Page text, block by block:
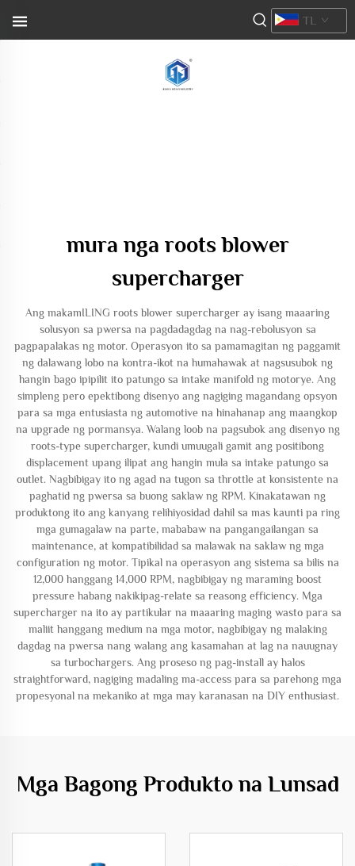
TL
mura nga roots blower
supercharger
Ang makamILING roots blower supercharger ay isang maaaring
solusyon sa pwersa na pagdadagdag na nag-rebolusyon sa
pagpapalakas ng motor. Operasyon ito sa pamamagitan ng paggamit
ng dalawang lobo na kontra-ikot na humahawak at nagsusubok ng
hangin bago ipipilit ito patungo sa intake manifold ng motorye. Ang
simpleng pero epektibong disenyo ang nagiging magandang opsyon
para sa mga entusiasta ng automotive na hinahanap ang maangkop
na upgrade ng pormansya. Walang loob na pagsubok ang disenyo ng
roots-type supercharger, kundi umuugali gamit ang positibong
displacement upang ilipat ang hangin mula sa intake patungo sa
outlet. Nagbibigay ito ng agad na tugon sa throttle at konsistente na
paghatid ng pwersa sa buong saklaw ng RPM. Kinakatawan ng
produktong ito ang kanyang relihiyosidad dahil sa mas kaunti pa ring
mga gumagalaw na parte, mababaw na pangangailangan sa
maintenance, at kompatibilidad sa malawak na saklaw ng mga
configuration ng motor. Tipikal na operasyon ang sistema sa bilis na
12,000 hanggang 14,000 RPM, nagbibigay ng maraming boost
pressure habang nakikipag-relate sa reasong efficiency. Mga
supercharger na ito ay partikular na maaaring maging wasto para sa
maliit hanggang medium na mga motor, nagbibigay ng malaking
dagdag na pwersa nang walang ang kasamahan at lag na nauugnay
sa turbochargers. Ang proseso ng pag-install ay halos
straightforward, nagiging madaling ma-access para sa parehong mga
propesyonal na mekaniko at mga may karanasan na DIY enthusiast.
Mga Bagong Produkto na Lunsad